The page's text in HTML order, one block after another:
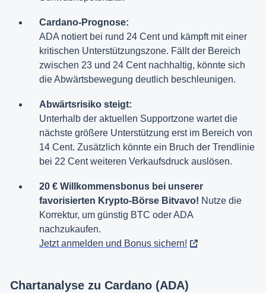
Cardano-Prognose:
ADA notiert bei rund 24 Cent und kämpft mit einer
kritischen Unterstützungszone. Fällt der Bereich
zwischen 23 und 24 Cent nachhaltig, könnte sich
die Abwärtsbewegung deutlich beschleunigen.
Abwärtsrisiko steigt:
Unterhalb der aktuellen Supportzone wartet die
nächste größere Unterstützung erst im Bereich von
14 Cent. Zusätzlich könnte ein Bruch der Trendlinie
bei 22 Cent weiteren Verkaufsdruck auslösen.
20 € Willkommensbonus bei unserer
favorisierten Krypto-Börse Bitvavo! Nutze die
Korrektur, um günstig BTC oder ADA
nachzukaufen.
Jetzt anmelden und Bonus sichern!
Chartanalyse zu Cardano (ADA)